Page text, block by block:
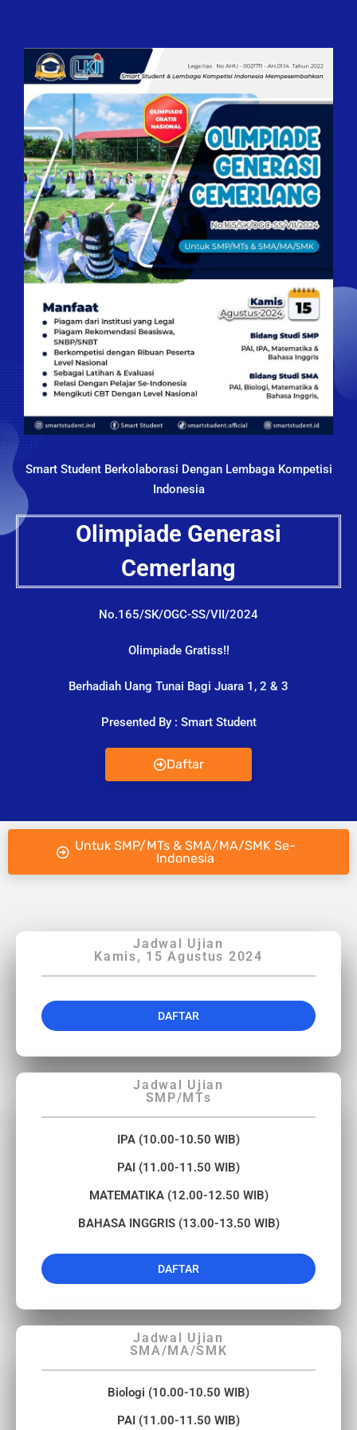
Smart Student Berkolaborasi Dengan Lembaga Kompetisi
Indonesia
Olimpiade Generasi
Cemerlang
No.165/SK/OGC-SS/VII/2024
Olimpiade Gratiss!!
Berhadiah Uang Tunai Bagi Juara 1, 2 & 3
Presented By : Smart Student
Daftar
Untuk SMP/MTs & SMA/MA/SMK Se-
Indonesia
Jadwal Ujian
Kamis, 15 Agustus 2024
DAFTAR
Jadwal Ujian
SMP/MTs
IPA (10.00-10.50 WIB)
PAI (11.00-11.50 WIB)
MATEMATIKA (12.00-12.50 WIB)
BAHASA INGGRIS (13.00-13.50 WIB)​
DAFTAR
Jadwal Ujian
SMA/MA/SMK
Biologi (10.00-10.50 WIB)
PAI (11.00-11.50 WIB)